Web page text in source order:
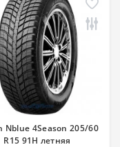
Nblue 4Season 205/60
R15 91H летняя